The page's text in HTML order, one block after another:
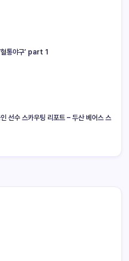
혈통야구’ part 1
선수 스카우팅 리포트 – 두산 베어스 스